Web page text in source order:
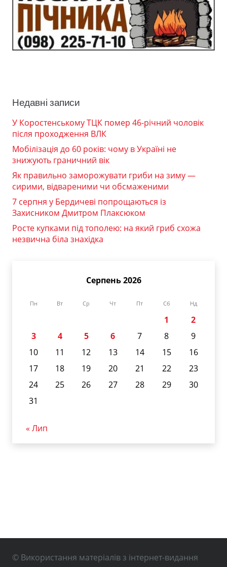
Недавні записи
У Коростенському ТЦК помер 46-річний чоловік
після проходження ВЛК
Мобілізація до 60 років: чому в Україні не
знижують граничний вік
Як правильно заморожувати гриби на зиму —
сирими, відвареними чи обсмаженими
7 серпня у Бердичеві попрощаються із
Захисником Дмитром Плаксюком
Росте купками під тополею: на який гриб схожа
незвична біла знахідка
Серпень 2026
Пн Вт Ср Чт Пт Сб Нд
1
2
3
4 5 6 7 8
9
10
11 12 13 14 15
16
17
18 19 20 21 22
23
24
25 26 27 28 29
30
31
« Лип
© Використання матеріалів з інтернет-видання